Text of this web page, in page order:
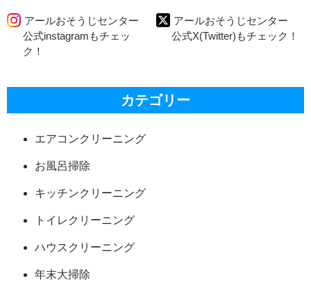
アールおそうじセンター
公式instagramもチェッ
ク！
アールおそうじセンター
公式X(Twitter)もチェック！
カテゴリー
エアコンクリーニング
お風呂掃除
キッチンクリーニング
トイレクリーニング
ハウスクリーニング
年末大掃除